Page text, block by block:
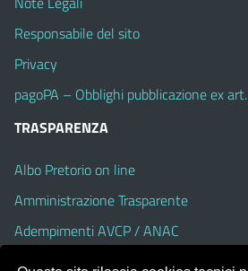
Responsabile del sito
Privacy
pagoPA – Obblighi pubblicazione ex
TRASPARENZA
Albo Pretorio on line
Amministrazione Trasparente
Adempimenti AVCP / ANAC
Accesso Civico